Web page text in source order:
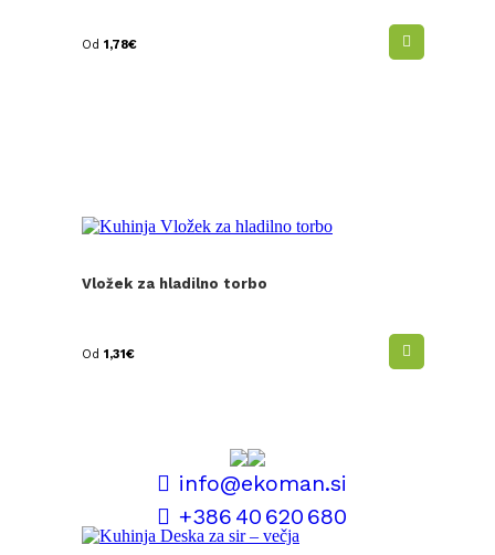
Od 1,78€
Vložek za hladilno torbo
Od 1,31€
info@ekoman.si
+386 40 620 680